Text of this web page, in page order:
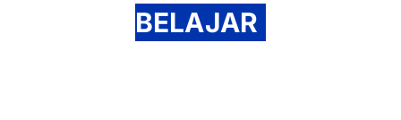
BELAJAR